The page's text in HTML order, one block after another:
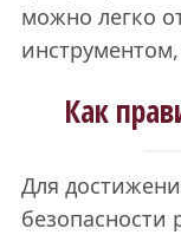
можно легко
Как
Для
безопасности